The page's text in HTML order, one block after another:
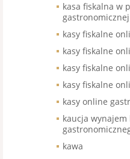
kasa fiskalna w
gastronomicznej
kasy fiskalne
kasy fiskalne
kasy fiskalne
kasy fiskalne
kasy online
kaucja wynajem
kawa